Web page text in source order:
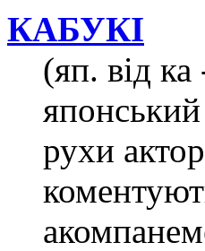
КАБУКІ
(яп. від
рухи